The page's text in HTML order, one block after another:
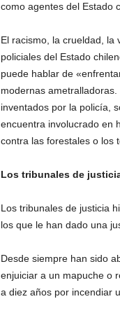
como agentes del Estado
El racismo, la crueldad, la
policiales del Estado
puede hablar de
modernas
inventados por la policía,
encuentra involucrado en
contra las forestales o los
Los tribunales de
Los tribunales de justicia
los que le han dado una
Desde siempre han sido
enjuiciar a un mapuche o
a diez años por incendiar